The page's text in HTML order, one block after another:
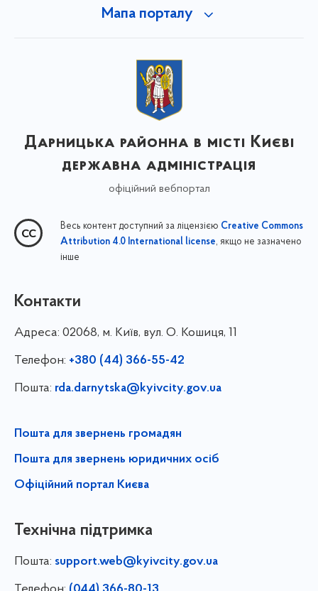
Мапа порталу
Дарницька районна в місті Києві
державна адміністрація
офіційний вебпортал
Весь контент доступний за ліцензією Creative Commons
Attribution 4.0 International license, якщо не зазначено
інше
Контакти
Адреса: 02068, м. Київ, вул. О. Кошиця, 11
Телефон: +380 (44) 366-55-42
Пошта: rda.darnytska@kyivcity.gov.ua
Пошта для звернень громадян
Пошта для звернень юридичних осіб
Офіційний портал Києва
Технічна підтримка
Пошта: support.web@kyivcity.gov.ua